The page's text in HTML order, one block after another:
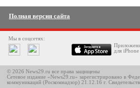
Полная версия сайта
Мы в соцсетях:
для iPhone
© 2026 News29.ru все права защищены
Сетевое издание «News29.ru» зарегистрировано в
коммуникаций (Роскомнадзор) 21.12.16 г.